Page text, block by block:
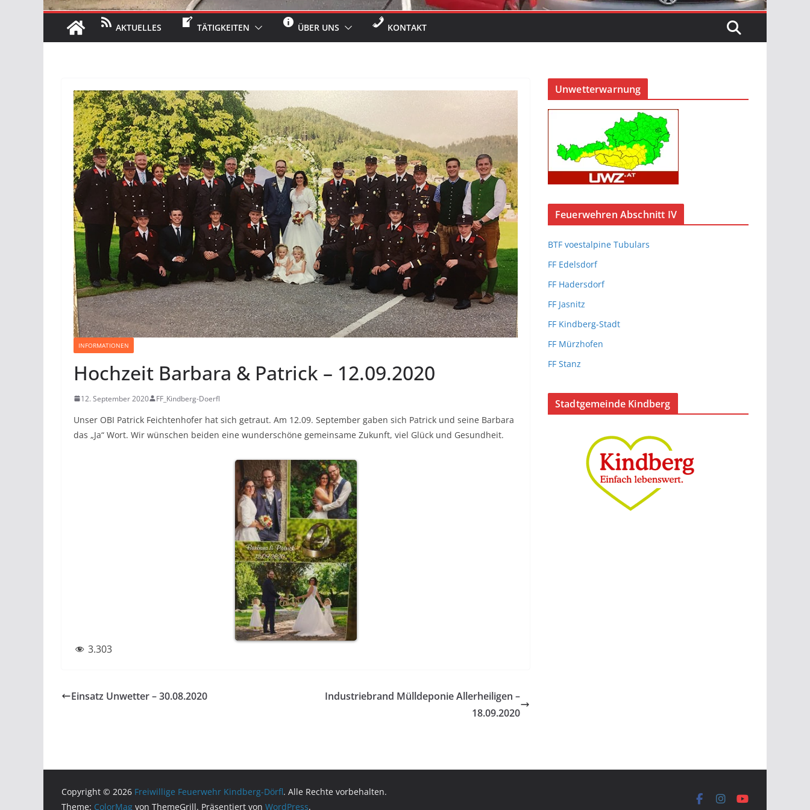
AKTUELLES TÄTIGKEITEN ÜBER UNS KONTAKT
INFORMATIONEN
Hochzeit Barbara & Patrick – 12.09.2020
12. September 2020 FF_Kindberg-Doerfl
Unser OBI Patrick Feichtenhofer hat sich getraut. Am 12.09. September gaben sich Patrick und seine Barbara
das „Ja“ Wort. Wir wünschen beiden eine wunderschöne gemeinsame Zukunft, viel Glück und Gesundheit.
3.303
Einsatz Unwetter – 30.08.2020
Industriebrand Mülldeponie Allerheiligen –
18.09.2020
Unwetterwarnung
Feuerwehren Abschnitt IV
BTF voestalpine Tubulars
FF Edelsdorf
FF Hadersdorf
FF Jasnitz
FF Kindberg-Stadt
FF Mürzhofen
FF Stanz
Stadtgemeinde Kindberg
Copyright © 2026 Freiwillige Feuerwehr Kindberg-Dörfl. Alle Rechte vorbehalten.
Theme: ColorMag von ThemeGrill. Präsentiert von WordPress.